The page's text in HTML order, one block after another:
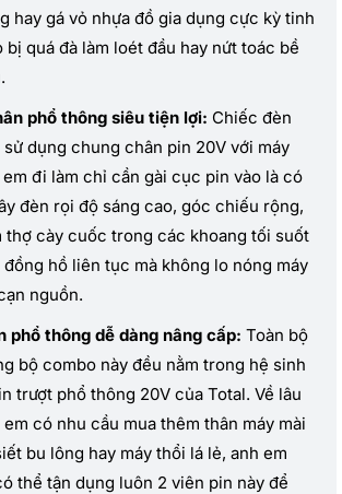
hay gá vỏ nhựa đồ gia dụng cực kỳ tinh
bị quá đà làm loét đầu hay nứt toác bề
phổ thông siêu tiện lợi: Chiếc đèn
sử dụng chung chân pin 20V với máy
em đi làm chỉ cần gài cục pin vào là có
đèn rọi độ sáng cao, góc chiếu rộng,
thợ cày cuốc trong các khoang tối suốt
hồ liên tục mà không lo nóng máy
nguồn.
phổ thông dễ dàng nâng cấp: Toàn bộ
bộ combo này đều nằm trong hệ sinh
trượt phổ thông 20V của Total. Về lâu
có nhu cầu mua thêm thân máy mài
bu lông hay máy thổi lá lẻ, anh em
thể tận dụng luôn 2 viên pin này để